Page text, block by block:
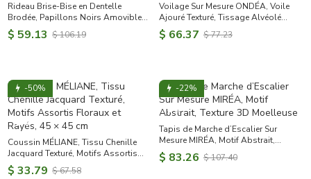
Rideau Brise-Bise en Dentelle
Brodée, Papillons Noirs Amovibles,
Finition Pompons
$ 59.13 $ 106.19
Voilage Sur Mesure ONDÉA, Voile
Ajouré Texturé, Tissage Alvéolé
Blanc Doux
$ 66.37 $ 77.23
-50%
Coussin MÉLIANE, Tissu Chenille
Jacquard Texturé, Motifs Assortis
Floraux et Rayés, 45 × 45 cm
$ 33.79 $ 67.58
-22%
Tapis de Marche d’Escalier Sur
Mesure MIRÉA, Motif Abstrait,
Texture 3D Moelleuse
$ 83.26 $ 107.40